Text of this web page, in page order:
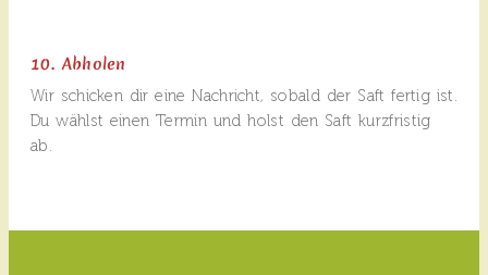
10. Abholen
Wir schicken dir eine Nachricht, sobald der Saft fertig ist.
Du wählst einen Termin und holst den Saft kurzfristig
ab.